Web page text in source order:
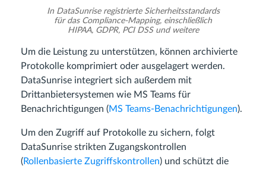
In DataSunrise registrierte Sicherheitsstandards
für das Compliance-Mapping, einschließlich
HIPAA, GDPR, PCI DSS und weitere
Um die Leistung zu unterstützen, können archivierte
Protokolle komprimiert oder ausgelagert werden.
DataSunrise integriert sich außerdem mit
Drittanbietersystemen wie MS Teams für
Benachrichtigungen (MS Teams-Benachrichtigungen).
Um den Zugriff auf Protokolle zu sichern, folgt
DataSunrise strikten Zugangskontrollen
(Rollenbasierte Zugriffskontrollen) und schützt die